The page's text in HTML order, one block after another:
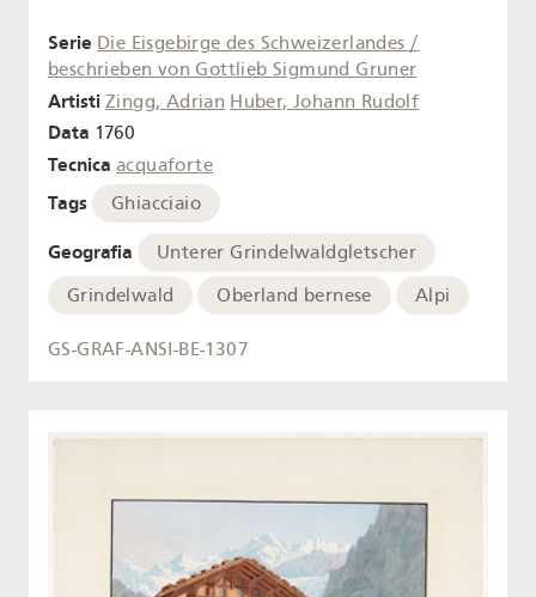
Serie Die Eisgebirge des Schweizerlandes /
beschrieben von Gottlieb Sigmund Gruner
Artisti Zingg, Adrian Huber, Johann Rudolf
Data 1760
Tecnica acquaforte
Tags Ghiacciaio
Geografia
Unterer Grindelwaldgletscher
Grindelwald
Oberland bernese Alpi
GS-GRAF-ANSI-BE-1307